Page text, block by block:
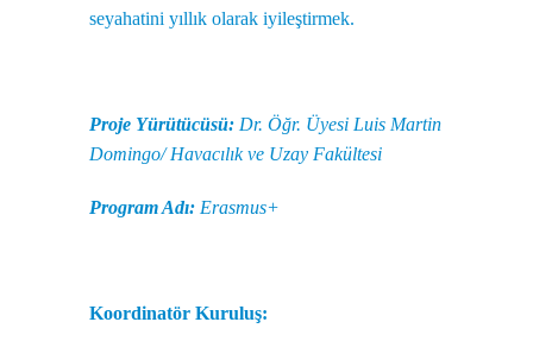
seyahatini yıllık olarak iyileştirmek.
Proje Yürütücüsü: Dr. Öğr. Üyesi Luis Martin
Domingo/ Havacılık ve Uzay Fakültesi
Program Adı: Erasmus+
Koordinatör Kuruluş: